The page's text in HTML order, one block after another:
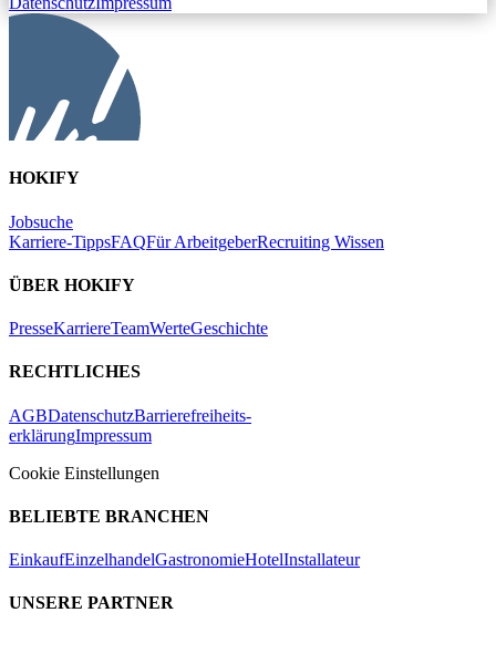
HOKIFY
Jobsuche
Karriere-TippsFAQFür ArbeitgeberRecruiting Wissen
ÜBER HOKIFY
PresseKarriereTeamWerteGeschichte
RECHTLICHES
AGBDatenschutzBarrierefreiheits-
erklärungImpressum
Cookie Einstellungen
BELIEBTE BRANCHEN
EinkaufEinzelhandelGastronomieHotelInstallateur
UNSERE PARTNER